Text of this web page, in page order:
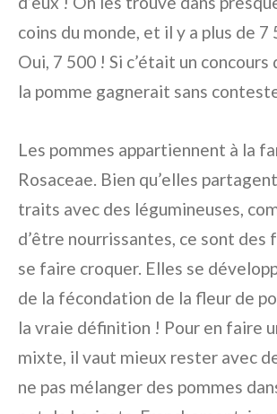
coins du monde, et il y a plus de
Oui, 7 500 ! Si c’était un
la pomme gagnerait sans
Les pommes appartiennent à la
Rosaceae. Bien qu’elles
traits avec des légumineuses,
d’être nourrissantes, ce sont des
se faire croquer. Elles se
de la fécondation de la fleur de
la vraie définition ! Pour en faire
mixte, il vaut mieux rester avec
ne pas mélanger des pommes